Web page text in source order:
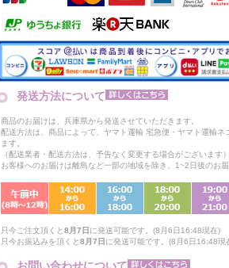
発送方法について
商品のお届けは、兵庫県から発送させていただきます。
配送方法は、商品によって、ヤマト運輸 宅急便・ヤマト運輸ネ
ます。
（配送業者・配送方法は、予告なく変更する場合がございます）
お客様へのお届けは離島など一部の地域を除き、1~2日後のお届
只今ご注文頂くと8月7日 に発送可能です。(8月6日16:48現在)
只今お振込みを頂くと8月7日 に発送可能です。(8月6日16:48現